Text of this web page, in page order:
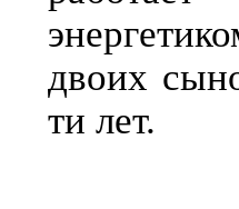
двоих
ти лет.